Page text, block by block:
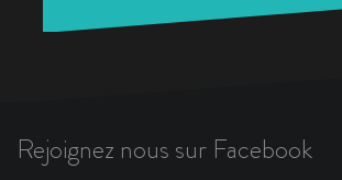
Rejoignez nous sur Facebook